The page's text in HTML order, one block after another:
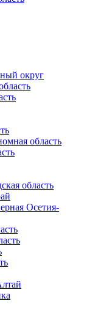
округ
область
область
Осетия-